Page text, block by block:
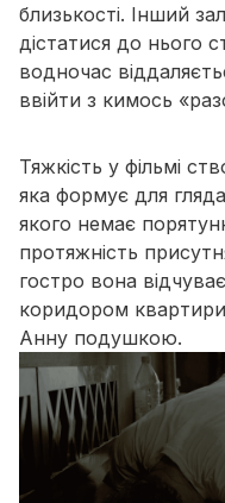
близькості. Інший
дістатися до нього
водночас
ввійти з кимось
Тяжкість у фільмі
яка формує для
якого немає
протяжність
гостро вона
коридором
Анну подушкою.